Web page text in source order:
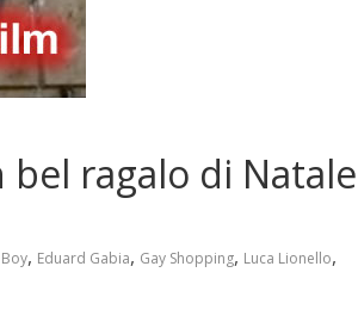
bel ragalo di Natale
, Eduard Gabia, Gay Shopping, Luca Lionello,